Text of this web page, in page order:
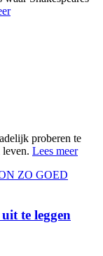
proberen te
leven. Lees meer
te leggen